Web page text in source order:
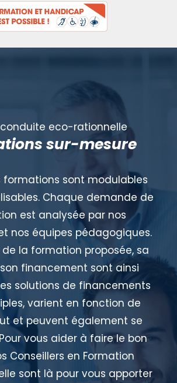
eco-rationnelle
sur-mesure
formations sont modulables
Chaque demande de
est analysée par nos
nos équipes pédagogiques.
la formation proposée, sa
financement sont ainsi
solutions de financements
varient en fonction de
et peuvent également se
vous aider à faire le bon
Conseillers en Formation
sont là pour vous apporter